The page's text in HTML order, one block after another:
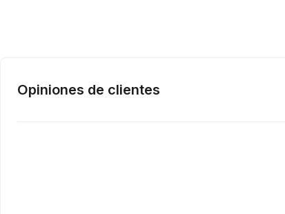
Opiniones de clientes